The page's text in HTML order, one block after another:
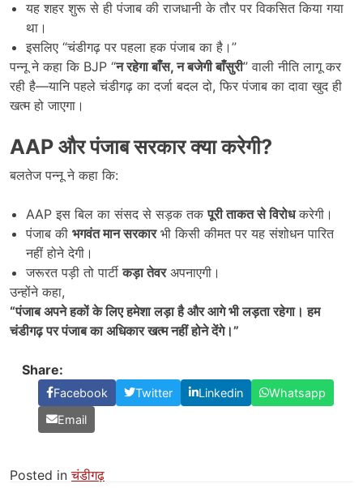
यह शहर शुरू से ही पंजाब की राजधानी के तौर पर विकसित किया गया
था।
इसलिए “चंडीगढ़ पर पहला हक पंजाब का है।”
पन्नू ने कहा कि BJP “न रहेगा बाँस,न बजेगी बाँसुरी” वाली नीति लागू कर
रही है—यानि पहले चंडीगढ़ का दर्जा बदल दो, फिर पंजाब का दावा खुद ही
खत्म हो जाएगा।
AAP और पंजाब सरकार क्या करेगी?
बलतेज पन्नू ने कहा कि:
AAP इस बिल का संसद से सड़क तकपूरी ताकत से विरोधकरेगी।
पंजाब की भगवंत मान सरकारभी किसी कीमत पर यह संशोधन पारित
नहीं होने देगी।
जरूरत पड़ी तो पार्टीकड़ा तेवरअपनाएगी।
उन्होंने कहा,
“पंजाब अपने हकों के लिए हमेशा लड़ा है और आगे भी लड़ता रहेगा। हम
चंडीगढ़ पर पंजाब का अधिकार खत्म नहीं होने देंगे।”
Share:
Facebook Twitter Linkedin
Whatsapp
Email
Posted inचंडीगढ़